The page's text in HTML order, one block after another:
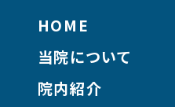
HOME
当院について
院内紹介